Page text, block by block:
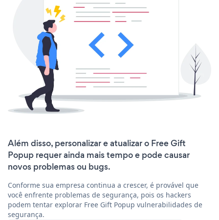
Além disso, personalizar e atualizar o Free Gift
Popup requer ainda mais tempo e pode causar
novos problemas ou bugs.
Conforme sua empresa continua a crescer, é provável que
você enfrente problemas de segurança, pois os hackers
podem tentar explorar Free Gift Popup vulnerabilidades de
segurança.